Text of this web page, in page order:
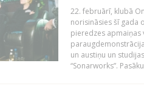
22. februārī, klubā
norisināsies šī gada
pieredzes apmaiņas
un austiņu un
“Sonarworks”.